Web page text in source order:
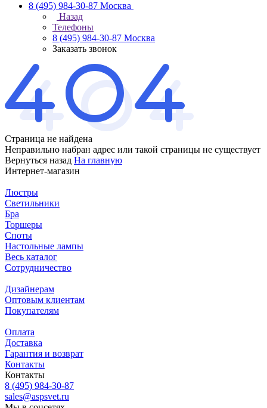
8 (495) 984-30-87 Москва
Назад
Телефоны
8 (495) 984-30-87 Москва
Заказать звонок
Страница не найдена
Неправильно набран адрес или такой страницы не существует
Вернуться назад На главную
Интернет-магазин
Люстры
Светильники
Бра
Торшеры
Споты
Настольные лампы
Весь каталог
Сотрудничество
Дизайнерам
Оптовым клиентам
Покупателям
Оплата
Доставка
Гарантия и возврат
Контакты
Контакты
8 (495) 984-30-87
sales@aspsvet.ru